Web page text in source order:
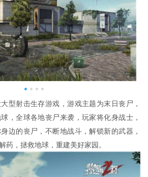
型射击生存游戏，游戏主题为末日丧尸，
，全球各地丧尸来袭，玩家将化身战士，
边的丧尸，不断地战斗，解锁新的武器，
药，拯救地球，重建美好家园。